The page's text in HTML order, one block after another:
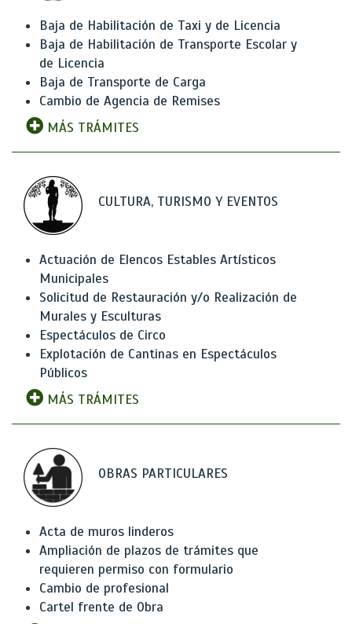
Baja de Habilitación de Taxi y de Licencia
Baja de Habilitación de Transporte Escolar y
de Licencia
Baja de Transporte de Carga
Cambio de Agencia de Remises
MÁS TRÁMITES
CULTURA, TURISMO Y EVENTOS
Actuación de Elencos Estables Artísticos
Municipales
Solicitud de Restauración y/o Realización de
Murales y Esculturas
Espectáculos de Circo
Explotación de Cantinas en Espectáculos
Públicos
MÁS TRÁMITES
OBRAS PARTICULARES
Acta de muros linderos
Ampliación de plazos de trámites que
requieren permiso con formulario
Cambio de profesional
Cartel frente de Obra